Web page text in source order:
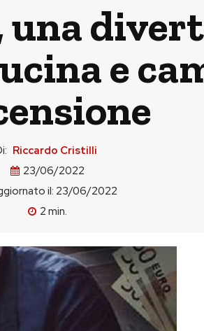
una
e
Riccardo Cristilli
23/06/2022
il: 23/06/2022
2 min.